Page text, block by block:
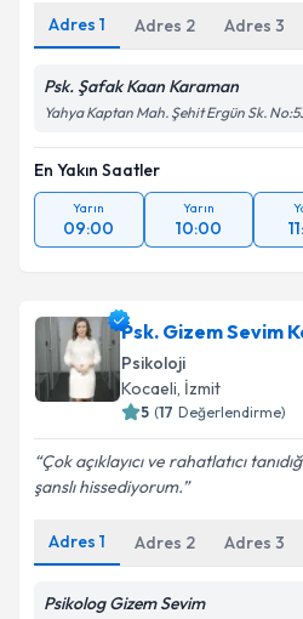
Adres 1 Adres 2 Adres 3
Psk. Şafak Kaan Karaman
Yahya Kaptan Mah. Şehit Ergün Sk.
En Yakın Saatler
Yarın
09:00
Yarın
10:00
Psk. Gizem Sevim
Psikoloji
Kocaeli, İzmit
5 (17 Değerlendirme)
Çok açıklayıcı ve rahatlatıcı
şanslı hissediyorum.
Adres 1 Adres 2 Adres 3
Psikolog Gizem Sevim